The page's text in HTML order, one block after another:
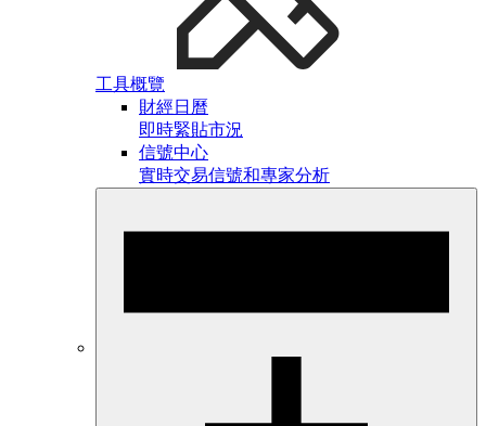
工具概覽
財經日曆
即時緊貼市況
信號中心
實時交易信號和專家分析